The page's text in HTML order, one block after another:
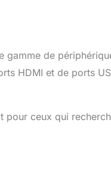
gamme de
HDMI et de ports
pour ceux qui